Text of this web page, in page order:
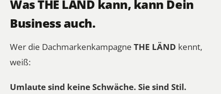
Was THE LÄND kann, kann Dein
Business auch.
Wer die Dachmarkenkampagne THE LÄND kennt,
weiß:
Umlaute sind keine Schwäche. Sie sind Stil.